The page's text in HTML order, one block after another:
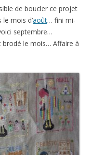
de boucler ce projet
mois d’août… fini mi-
septembre…
brodé le mois… Affaire à